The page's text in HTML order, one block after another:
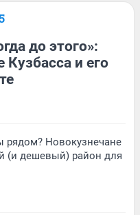
до этого»:
Кузбасса и его
Новокузнечане
(и дешевый) район для